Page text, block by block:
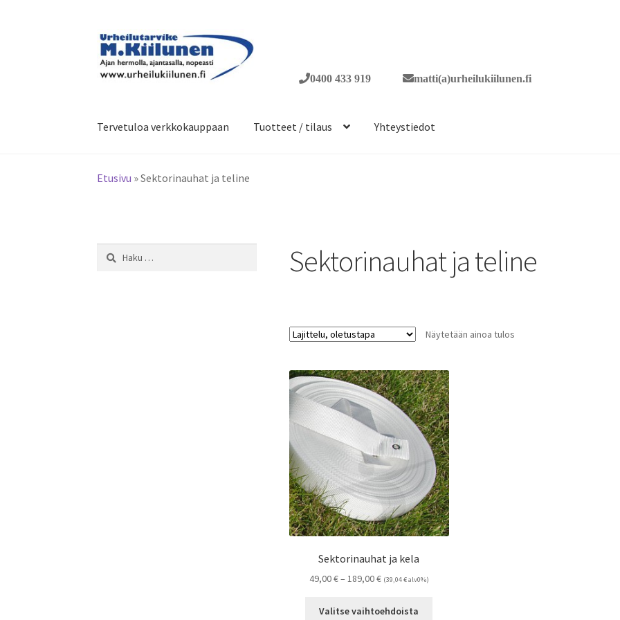
0400 433 919 matti(a)urheilukiilunen.fi
Siirry
navigointiin
Siirry
sisältöön
Tervetuloa verkkokauppaan Tuotteet / tilaus Yhteystiedot
Etusivu »Sektorinauhat ja teline
Sektorinauhat ja teline
Näytetään ainoa tulos
Sektorinauhat ja kela
49,00€– 189,00€Hintaluokka:
-
(39,04€alv0%)
Valitse vaihtoehdoista
Haku: